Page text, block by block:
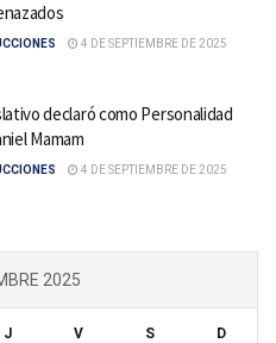
4 DE SEPTIEMBRE DE 2025
declaró como Personalidad
Mamam
4 DE SEPTIEMBRE DE 2025
2025
J V S D